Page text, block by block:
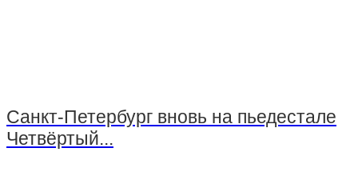
Санкт-Петербург вновь на пьедестале
Четвёртый...